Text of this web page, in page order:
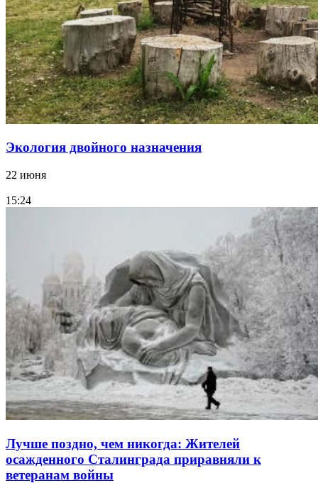
Экология двойного назначения
22 июня
15:24
Лучше поздно, чем никогда: Жителей
осажденного Сталинграда приравняли к
ветеранам войны